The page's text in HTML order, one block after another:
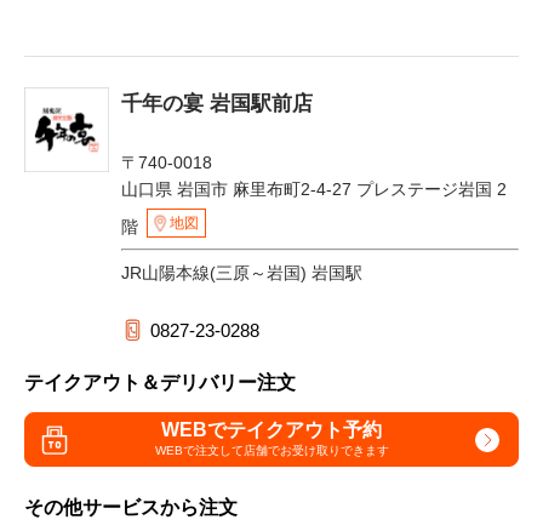
千年の宴 岩国駅前店
〒740-0018
山口県 岩国市 麻里布町2-4-27 プレステージ岩国 2
階
地図
JR山陽本線(三原～岩国) 岩国駅
0827-23-0288
テイクアウト＆デリバリー注文
WEBでテイクアウト予約
WEBで注文して店舗でお受け取りできます
その他サービスから注文